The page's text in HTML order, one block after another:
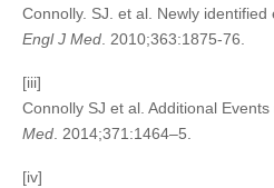
Connolly. SJ. et al. Newly identified
Engl J Med. 2010;363:1875-76.
[iii]
Connolly SJ et al. Additional Events
Med. 2014;371:1464–5.
[iv]